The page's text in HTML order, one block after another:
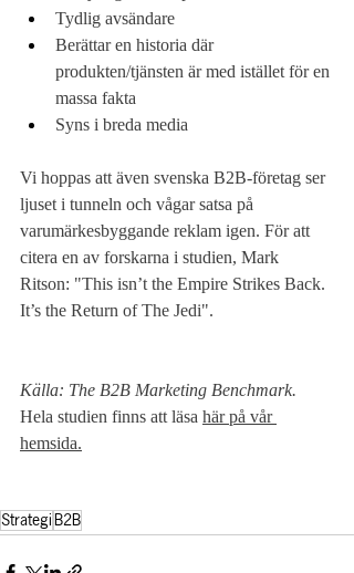
Tydlig avsändare
Berättar en historia där
produkten/tjänsten är med istället för en
massa fakta
Syns i breda media
Vi hoppas att även svenska B2B-företag ser
ljuset i tunneln och vågar satsa på
varumärkesbyggande reklam igen. För att
citera en av forskarna i studien, Mark
Ritson: "This isn’t the Empire Strikes Back.
It’s the Return of The Jedi".
Källa: The B2B Marketing Benchmark.
Hela studien finns att läsa här på vår
hemsida.
Strategi B2B